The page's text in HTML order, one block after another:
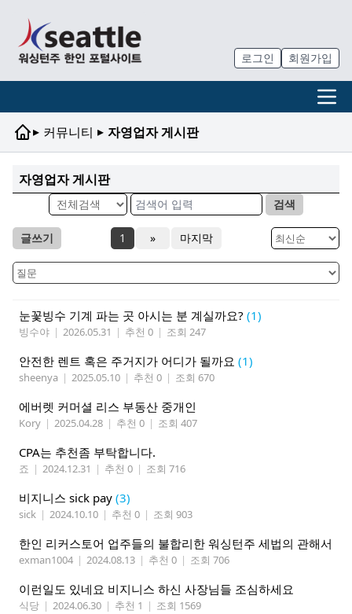
로그인 회원가입
▸ 커뮤니티 ▸ 자영업자 게시판
자영업자 게시판
검색
글쓰기 1 » 마지막
눈꽃빙수 기계 파는 곳 아시는 분 계실까요? (1)
빙수야 | 2026.05.31 | 추천 0 | 조회 247
안전한 렌트 혹은 주거지가 어디가 될까요 (1)
sheenya | 2025.05.10 | 추천 0 | 조회 670
에버렛 커머셜 리스 부동산 중개인
Kory | 2025.04.28 | 추천 0 | 조회 407
CPA는 추천좀 부탁합니다.
죠 | 2024.12.31 | 추천 0 | 조회 716
비지니스 sick pay (3)
sick | 2024.10.10 | 추천 0 | 조회 903
한인 리커스토어 업주들의 불합리한 워싱턴주 세법의 관해서
exman1004 | 2024.08.13 | 추천 0 | 조회 706
이런일도 있네요 비지니스 하신 사장님들 조심하세요
식당 | 2024.06.30 | 추천 1 | 조회 1569